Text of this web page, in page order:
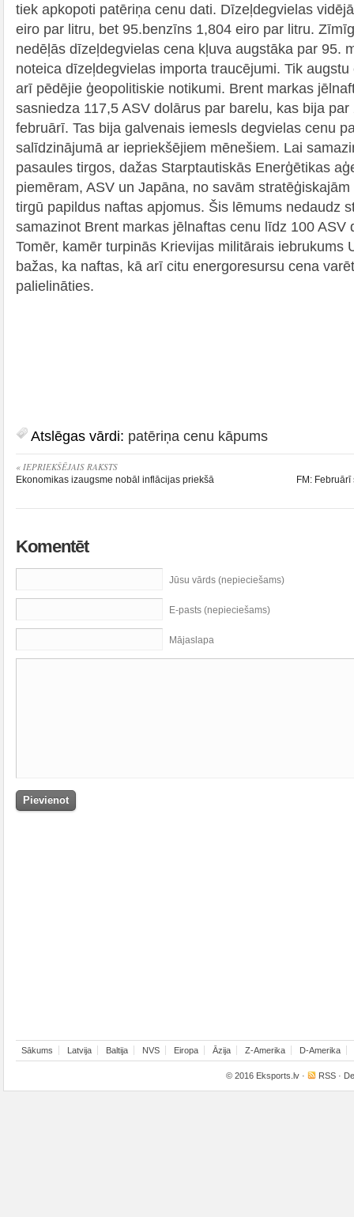
tiek apkopoti patēriņa cenu dati. Dīzeļdegvielas
eiro par litru, bet 95.benzīns 1,804 eiro par litru.
nedēļās dīzeļdegvielas cena kļuva augstāka par 95.
noteica dīzeļdegvielas importa traucējumi. Tik
arī pēdējie ģeopolitiskie notikumi. Brent markas
sasniedza 117,5 ASV dolārus par barelu, kas bija
februārī. Tas bija galvenais iemesls degvielas cenu
salīdzinājumā ar iepriekšējiem mēnešiem. Lai
pasaules tirgos, dažas Starptautiskās Enerģētikas
piemēram, ASV un Japāna, no savām
tirgū papildus naftas apjomus. Šis lēmums nedaudz
samazinot Brent markas jēlnaftas cenu līdz 100 ASV
Tomēr, kamēr turpinās Krievijas militārais iebrukums
bažas, ka naftas, kā arī citu energoresursu cena
palielināties.
Atslēgas vārdi: patēriņa cenu kāpums
« IEPRIEKŠĒJAIS RAKSTS
Ekonomikas izaugsme nobāl inflācijas priekšā FM:
Komentēt
Jūsu vārds (nepieciešams)
E-pasts (nepieciešams)
Mājaslapa
Sākums Latvija Baltija NVS Eiropa Āzija Z-Amerika D-Amerika
© 2016 Eksports.lv · RSS ·